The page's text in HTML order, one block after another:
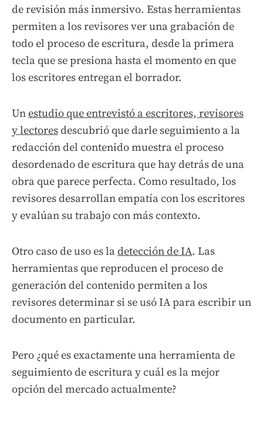
de revisión más inmersivo. Estas herramientas
permiten a los revisores ver una grabación de
todo el proceso de escritura, desde la primera
tecla que se presiona hasta el momento en que
los escritores entregan el borrador.
Unestudio que entrevistó a escritores, revisores
y lectoresdescubrió que darle seguimiento a la
redacción del contenido muestra el proceso
desordenado de escritura que hay detrás de una
obra que parece perfecta. Como resultado, los
revisores desarrollan empatía con los escritores
y evalúan su trabajo con más contexto.
Otro caso de uso es ladetección de IA. Las
herramientas que reproducen el proceso de
generación del contenido permiten a los
revisores determinar si se usó IA para escribir un
documento en particular.
Pero ¿qué es exactamente una herramienta de
seguimiento de escritura y cuál es la mejor
opción del mercado actualmente?